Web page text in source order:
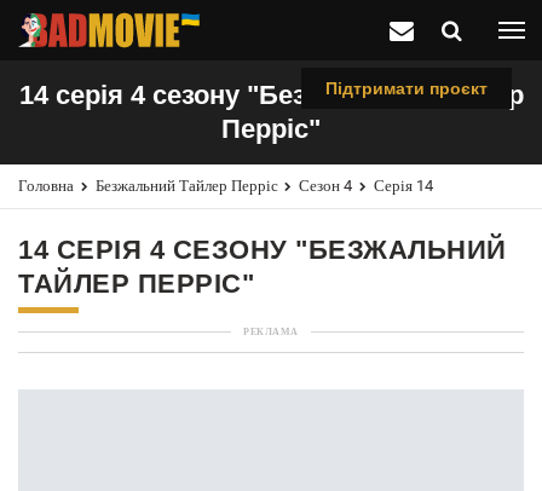
Підтримати проєкт
14 серія 4 сезону "Безжальний Тайлер
Перріс"
Головна Безжальний Тайлер Перріс Сезон 4 Серія 14
14 СЕРІЯ 4 СЕЗОНУ "БЕЗЖАЛЬНИЙ
ТАЙЛЕР ПЕРРІС"
РЕКЛАМА